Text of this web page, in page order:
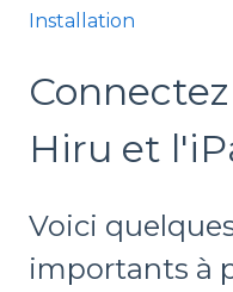
Installation
Hiru et
Voici
importants à